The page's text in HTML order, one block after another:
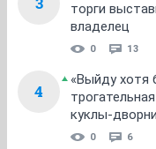
торги
владелец
0 13
4
«Выйду хотя
куклы-
0 6